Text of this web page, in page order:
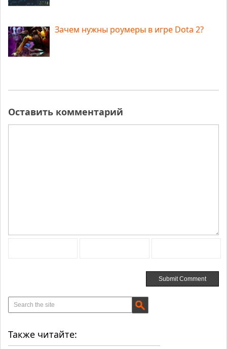
Зачем нужны роумеры в игре Dota 2?
Оставить комментарий
Также читайте: